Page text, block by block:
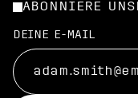
ABONNIERE
DEINE E-MAIL